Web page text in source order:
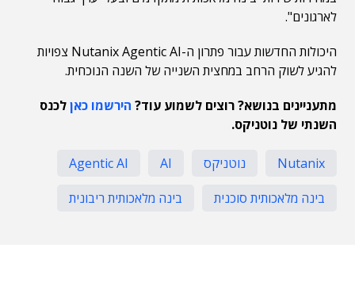
לארגונים".
היכולות החדשות עבור פתרון ה-Nutanix Agentic AI צפויות
להגיע לשוק הרחב במחצית השנייה של השנה הנוכחית.
מתעניינים בנושא? רוצים לשמוע עוד? הירשמו כאןלכנס
השנתי של נוטניקס.
Nutanix נוטניקס AI
Agentic AI
בינה מלאכותית סוכנית
בינה מלאכותית ריבונית